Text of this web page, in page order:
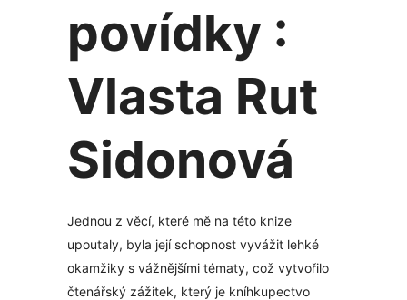
povídky :
Vlasta Rut
Sidonová
Jednou z věcí, které mě na této knize
upoutaly, byla její schopnost vyvážit lehké
okamžiky s vážnějšími tématy, což vytvořilo
čtenářský zážitek, který je kníhkupectvo